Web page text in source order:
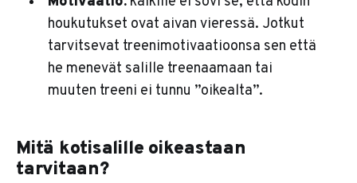
houkutukset ovat aivan vieressä. Jotkut
tarvitsevat treenimotivaatioonsa sen että
he menevät salille treenaamaan tai
muuten treeni ei tunnu ”oikealta”.
Mitä kotisalille oikeastaan
tarvitaan?